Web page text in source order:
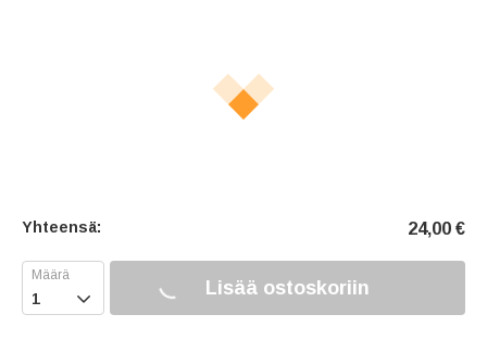
Yhteensä: 24,00 €
 Lisää ostoskoriin